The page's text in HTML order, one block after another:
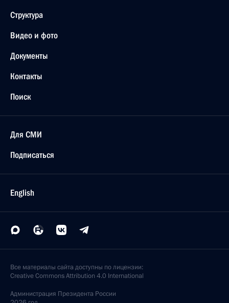
Структура
Видео и фото
Документы
Контакты
Поиск
Для СМИ
Подписаться
English
Все материалы сайта доступны по лицензии:
Creative Commons Attribution 4.0 International
Администрация Президента России